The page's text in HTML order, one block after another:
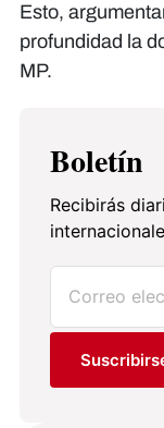
Esto,
profundidad la
MP.
Boletín
Recibirás